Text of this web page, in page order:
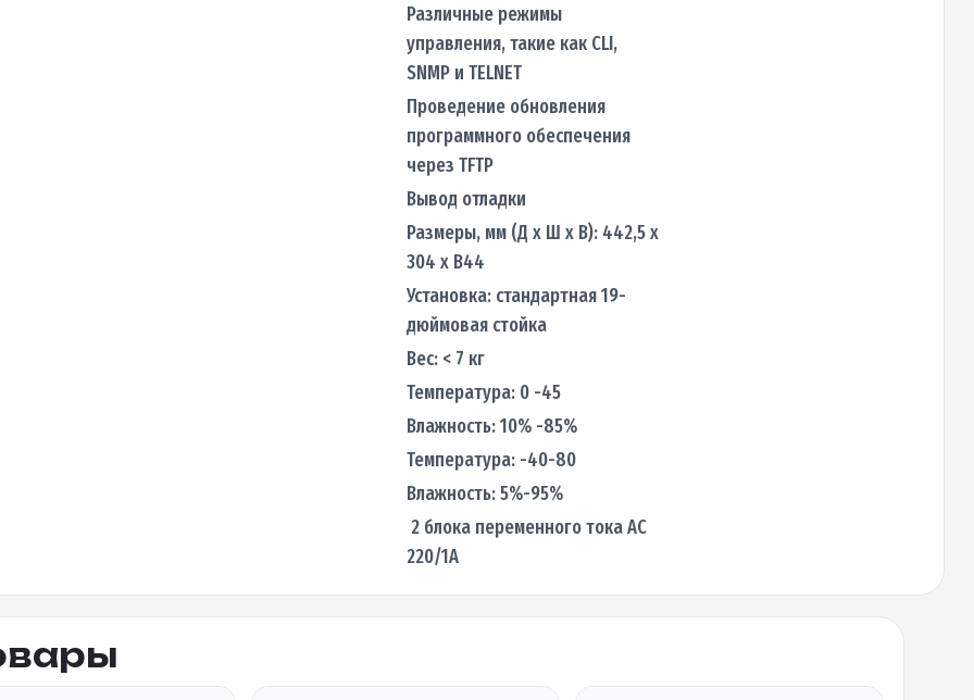
Различные режимы
управления, такие как CLI,
SNMP и TELNET
Проведение обновления
программного обеспечения
через TFTP
Вывод отладки
Размеры, мм (Д х Ш х В): 442,5 х
304 х В44
Установка: стандартная 19-
дюймовая стойка
Вес: < 7 кг
Температура: 0 -45
Влажность: 10% -85%
Температура: -40-80
Влажность: 5%-95%
2 блока переменного тока АС
220/1А